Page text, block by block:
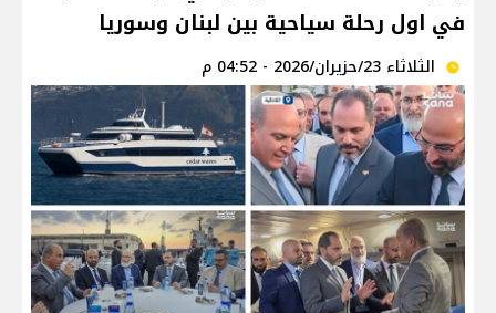
في اول رحلة سياحية بين لبنان وسوريا
الثلاثاء 23/حزيران/2026 - 04:52 م